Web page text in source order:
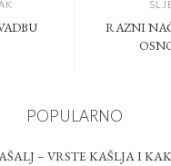
RAZNI
POPULARNO
– VRSTE KAŠLJA I